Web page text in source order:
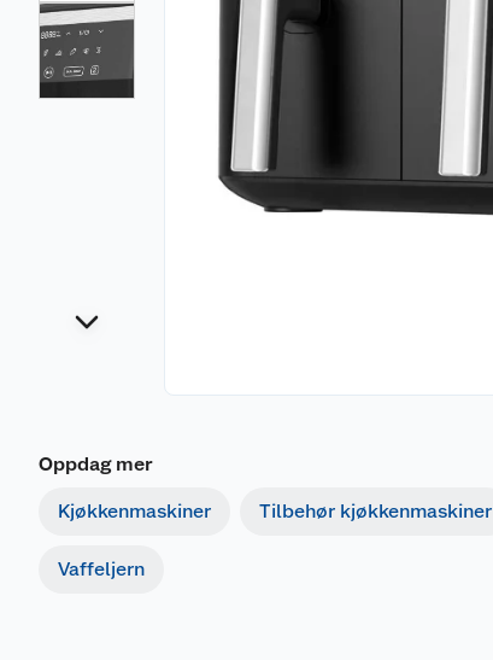
Oppdag mer
Kjøkkenmaskiner Tilbehør kjøkkenmaskiner
Vaffeljern